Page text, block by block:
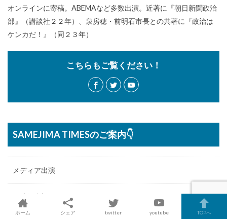
オンラインに寄稿。ABEMAなど多数出演。近著に『朝日新聞政治
部』（講談社２２年）、泉房穂・前明石市長との共著に『政治は
ケンカだ！』（同２３年）
こちらもご覧ください！
SAMEJIMA TIMESのご案内👇
メディア出演
政治倶楽部へログイン
ホーム シェア twitter youtube TOPへ